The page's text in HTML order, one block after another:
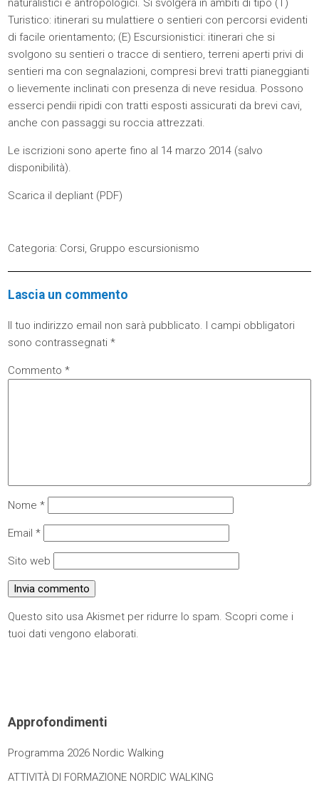
naturalistici e antropologici. Si svolgerà in ambiti di tipo (T)
Turistico: itinerari su mulattiere o sentieri con percorsi evidenti
di facile orientamento; (E) Escursionistici: itinerari che si
svolgono su sentieri o tracce di sentiero, terreni aperti privi di
sentieri ma con segnalazioni, compresi brevi tratti pianeggianti
o lievemente inclinati con presenza di neve residua. Possono
esserci pendii ripidi con tratti esposti assicurati da brevi cavi,
anche con passaggi su roccia attrezzati.
Le iscrizioni sono aperte fino al 14 marzo 2014 (salvo
disponibilità).
Scarica il depliant (PDF)
Categoria: Corsi, Gruppo escursionismo
Lascia un commento
Il tuo indirizzo email non sarà pubblicato. I campi obbligatori
sono contrassegnati*
Commento*
Nome*
Email*
Sito web
Questo sito usa Akismet per ridurre lo spam. Scopri come i
tuoi dati vengono elaborati.
Approfondimenti
Programma 2026 Nordic Walking
ATTIVITÀ DI FORMAZIONE NORDIC WALKING